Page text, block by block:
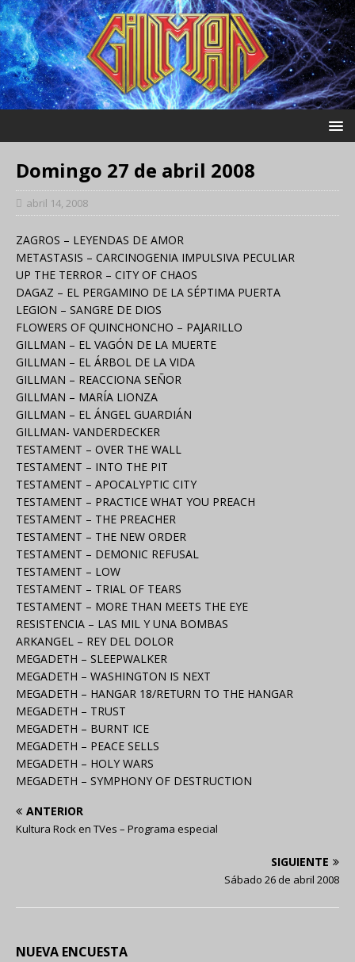
Domingo 27 de abril 2008
abril 14, 2008
ZAGROS – LEYENDAS DE AMOR
METASTASIS – CARCINOGENIA IMPULSIVA PECULIAR
UP THE TERROR – CITY OF CHAOS
DAGAZ – EL PERGAMINO DE LA SÉPTIMA PUERTA
LEGION – SANGRE DE DIOS
FLOWERS OF QUINCHONCHO – PAJARILLO
GILLMAN – EL VAGÓN DE LA MUERTE
GILLMAN – EL ÁRBOL DE LA VIDA
GILLMAN – REACCIONA SEÑOR
GILLMAN – MARÍA LIONZA
GILLMAN – EL ÁNGEL GUARDIÁN
GILLMAN- VANDERDECKER
TESTAMENT – OVER THE WALL
TESTAMENT – INTO THE PIT
TESTAMENT – APOCALYPTIC CITY
TESTAMENT – PRACTICE WHAT YOU PREACH
TESTAMENT – THE PREACHER
TESTAMENT – THE NEW ORDER
TESTAMENT – DEMONIC REFUSAL
TESTAMENT – LOW
TESTAMENT – TRIAL OF TEARS
TESTAMENT – MORE THAN MEETS THE EYE
RESISTENCIA – LAS MIL Y UNA BOMBAS
ARKANGEL – REY DEL DOLOR
MEGADETH – SLEEPWALKER
MEGADETH – WASHINGTON IS NEXT
MEGADETH – HANGAR 18/RETURN TO THE HANGAR
MEGADETH – TRUST
MEGADETH – BURNT ICE
MEGADETH – PEACE SELLS
MEGADETH – HOLY WARS
MEGADETH – SYMPHONY OF DESTRUCTION
ANTERIOR
Kultura Rock en TVes – Programa especial
SIGUIENTE
Sábado 26 de abril 2008
NUEVA ENCUESTA